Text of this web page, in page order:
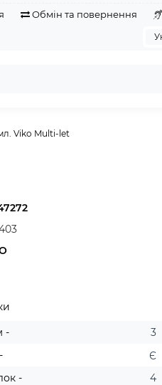
Обмін та повернення
Viko Multi-let
-
3
Є
-
4